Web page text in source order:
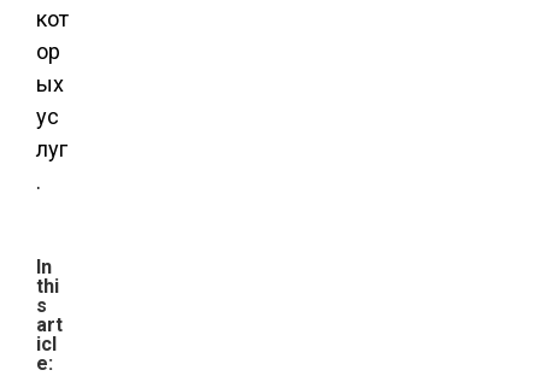
кот
ор
ых
ус
луг
.
In
thi
s
art
icl
e: